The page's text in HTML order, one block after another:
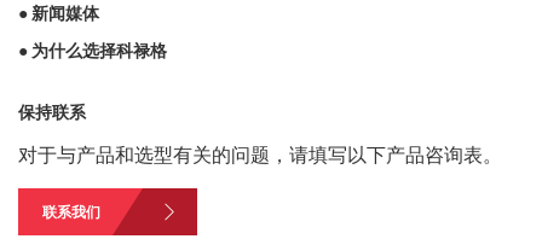
● 新闻媒体
● 为什么选择科禄格
保持联系
对于与产品和选型有关的问题，请填写以下产品咨询表。
联系我们